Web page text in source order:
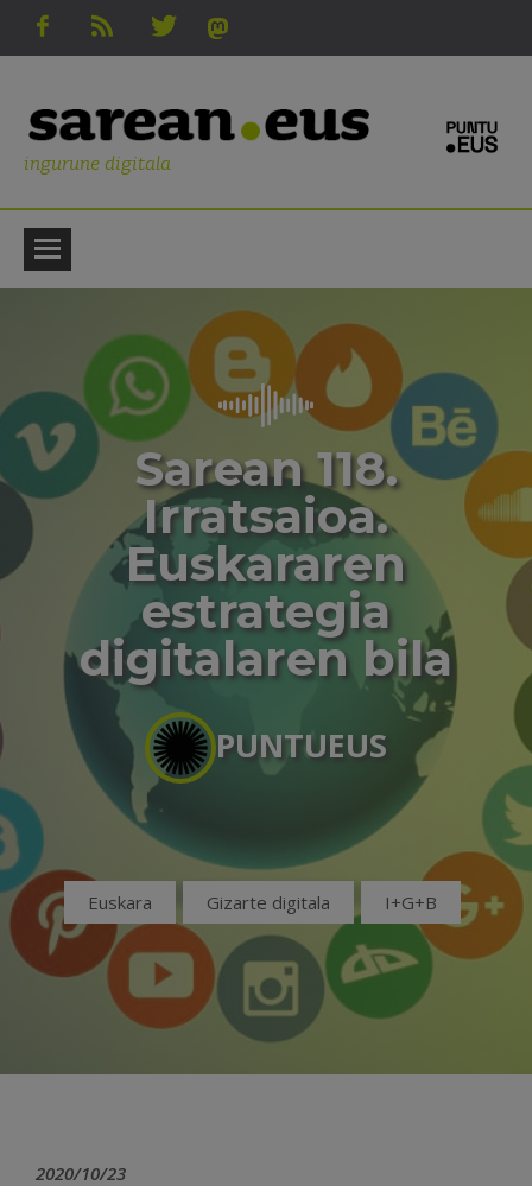
ingurune digitala
Sarean 118.
Irratsaioa.
Euskararen
estrategia
digitalaren bila
PUNTUEUS
Euskara Gizarte digitala I+G+B
2020/10/23